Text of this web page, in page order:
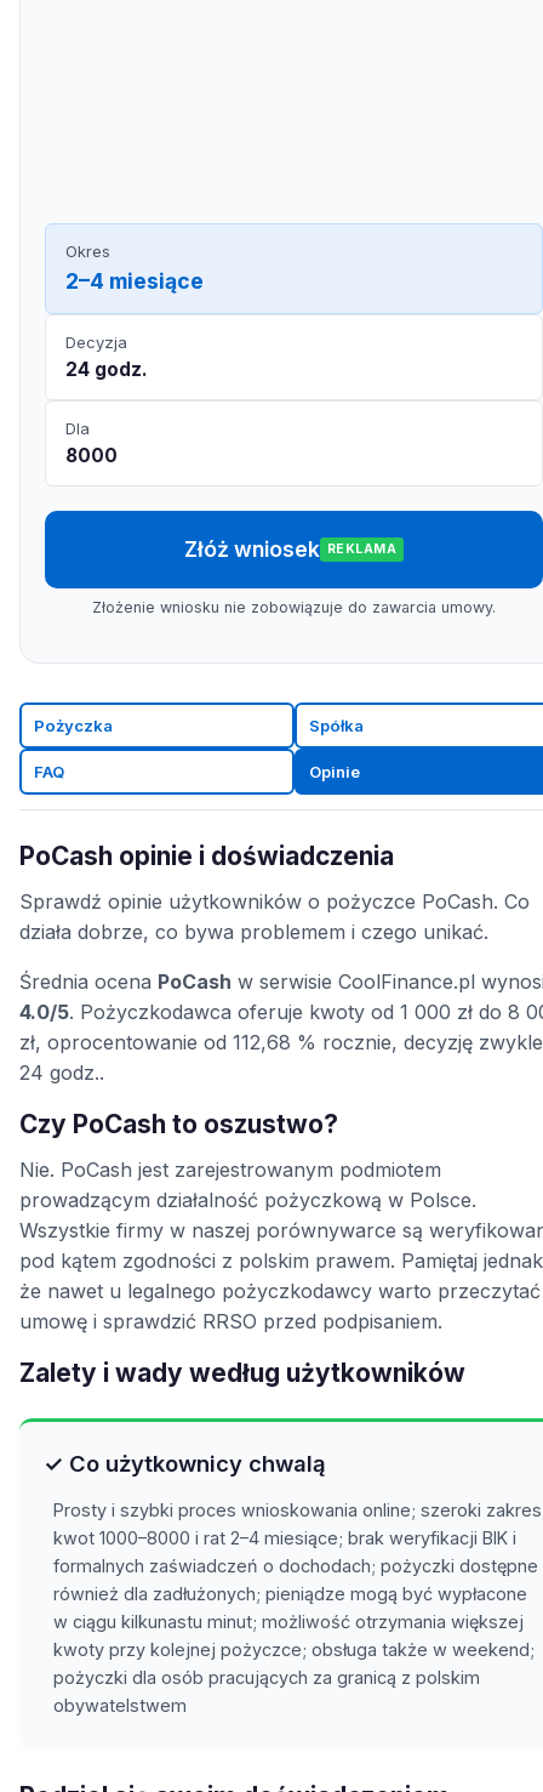
Okres
2–4 miesiące
Decyzja
24 godz.
Dla
8000
Złóż wniosek REKLAMA
Złożenie wniosku nie zobowiązuje do zawarcia umowy.
Pożyczka Spółka
FAQ Opinie
PoCash opinie i doświadczenia
Sprawdź opinie użytkowników o pożyczce PoCash. Co
działa dobrze, co bywa problemem i czego unikać.
Średnia ocena PoCash w serwisie CoolFinance.pl
4.0/5. Pożyczkodawca oferuje kwoty od 1 000 zł do 8
zł, oprocentowanie od 112,68 % rocznie, decyzję
24 godz..
Czy PoCash to oszustwo?
Nie. PoCash jest zarejestrowanym podmiotem
prowadzącym działalność pożyczkową w Polsce.
Wszystkie firmy w naszej porównywarce są
pod kątem zgodności z polskim prawem. Pamiętaj
że nawet u legalnego pożyczkodawcy warto przeczytać
umowę i sprawdzić RRSO przed podpisaniem.
Zalety i wady według użytkowników
✓ Co użytkownicy chwalą
Prosty i szybki proces wnioskowania online; szeroki zakres
kwot 1000–8000 i rat 2–4 miesiące; brak weryfikacji BIK i
formalnych zaświadczeń o dochodach; pożyczki dostępne
również dla zadłużonych; pieniądze mogą być wypłacone
w ciągu kilkunastu minut; możliwość otrzymania większej
kwoty przy kolejnej pożyczce; obsługa także w weekend;
pożyczki dla osób pracujących za granicą z polskim
obywatelstwem